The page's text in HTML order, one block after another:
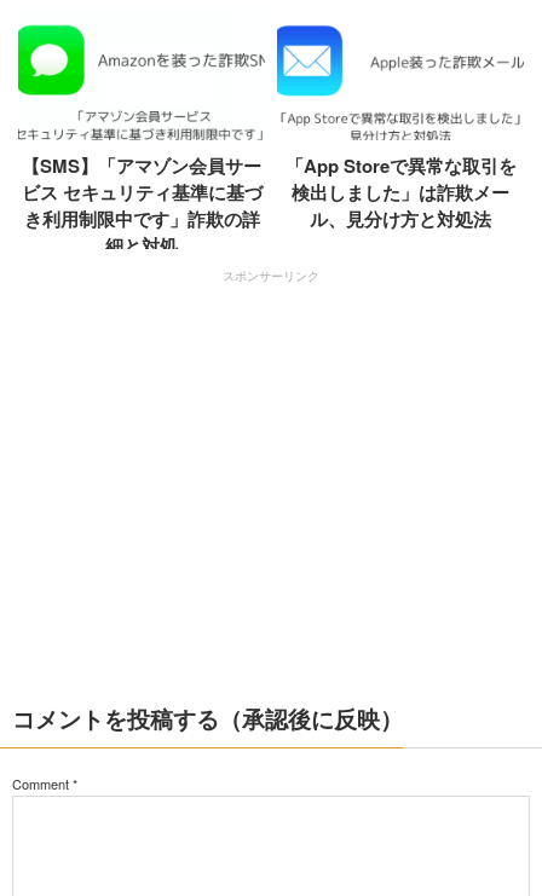
【SMS】「アマゾン会員サー
ビス セキュリティ基準に基づ
き利用制限中です」詐欺の詳
細と対処
「App Storeで異常な取引を
検出しました」は詐欺メー
ル、見分け方と対処法
スポンサーリンク
コメントを投稿する（承認後に反映）
Comment*